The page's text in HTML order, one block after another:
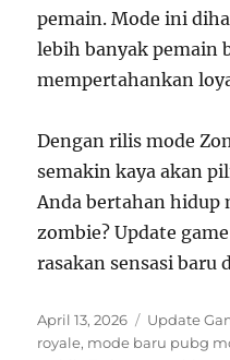
pemain. Mode ini
lebih banyak pemain
mempertahankan
Dengan rilis mode
semakin kaya akan
Anda bertahan hidup
zombie? Update
rasakan sensasi baru
Posted
on
April 13, 2026 Categories
Update
royale, mode baru pubg